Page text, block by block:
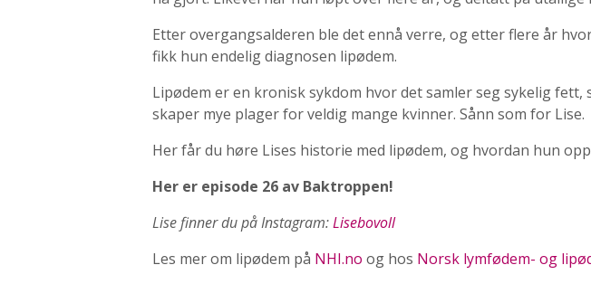
Etter overgangsalderen ble det ennå verre, og etter flere år
fikk hun endelig diagnosen lipødem.
Lipødem er en kronisk sykdom hvor det samler seg sykelig
skaper mye plager for veldig mange kvinner. Sånn som for Lise.
Her får du høre Lises historie med lipødem, og hvordan hun
Her er episode 26 av Baktroppen!
Lise finner du på Instagram:Lisebovoll
Les mer om lipødem på NHI.no og hos Norsk lymfødem- og